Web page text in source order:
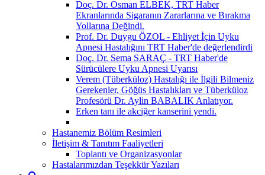
Doç. Dr. Osman ELBEK, TRT Haber
Ekranlarında Sigaranın Zararlarına ve Bırakma
Yollarına Değindi.
Prof. Dr. Duygu ÖZOL - Ehliyet İçin Uyku
Apnesi Hastalığını TRT Haber'de değerlendirdi
Doç. Dr. Sema SARAÇ - TRT Haber'de
Sürücülere Uyku Apnesi Uyarısı
Verem (Tüberküloz) Hastalığı ile İlgili Bilmeniz
Gerekenler, Göğüs Hastalıkları ve Tüberküloz
Profesörü Dr. Aylin BABALIK Anlatıyor.
Erken tanı ile akciğer kanserini yendi.
Hastanemiz Bölüm Resimleri
İletişim & Tanıtım Faaliyetleri
Toplantı ve Organizasyonlar
Hastalarımızdan Teşekkür Yazıları